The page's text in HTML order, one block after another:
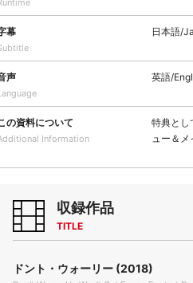
幕 日本語/
声 英語/
の資料について
Information
特典とし
ュー＆メ
収録作品
TITLE
ドント・ウォーリー (2018)